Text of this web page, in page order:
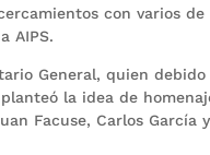
con varios de
AIPS.
General, quien
la idea de
Facuse, Carlos García y